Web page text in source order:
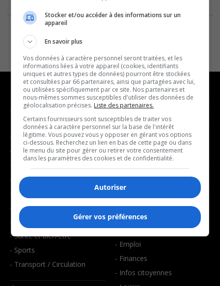
NOUVELLES
- Affaires municipales
- Communauté / Social
- Culture
- Économie
- Éducation
- Environnement
- Faits divers
- Santé et bien-être
- Sports
- Transport / Circulation
MUSIQUE
- Décompte franco
- Joué récemment
BALADOS
- Art de vivre
- Bien-être
- Emploi
- Finances
- Infos citoyennes
Stocker et/ou accéder à des informations sur un
appareil
En savoir plus
Vos données à caractère personnel seront traitées, et les
informations liées à votre appareil (cookies, identifiants
uniques et autres types de données) pourront être stockées
et consultées par 66 partenaires, ainsi que partagées avec lui,
ou utilisées spécifiquement par ce site. Nos partenaires et
nous-mêmes sommes susceptibles d'utiliser des données de
géolocalisation précises. Liste des partenaires.
Certains fournisseurs sont susceptibles de traiter vos
données à caractère personnel sur la base de l'intérêt
légitime. Vous pouvez vous y opposer en gérant vos options
ci-dessous. Recherchez un lien en bas de cette page ou dans
le menu du site pour gérer ou retirer votre consentement
dans les paramètres des cookies et de confidentialité.
Autoriser
Gérer vos préférences